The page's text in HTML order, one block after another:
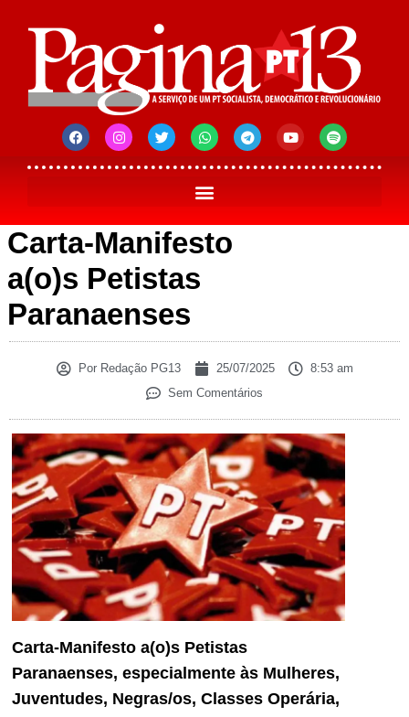
Carta-Manifesto
a(o)s Petistas
Paranaenses
PorRedação PG13 25/07/2025
8:53 am
Sem Comentários
Carta-Manifesto a(o)s Petistas
Paranaenses, especialmente às Mulheres,
Juventudes, Negras/os, Classes Operária,